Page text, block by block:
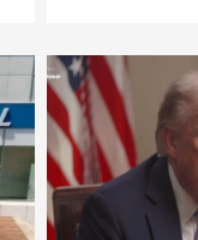
və Arxitektura
SAKİNLƏRDƏN
İDDİALAR